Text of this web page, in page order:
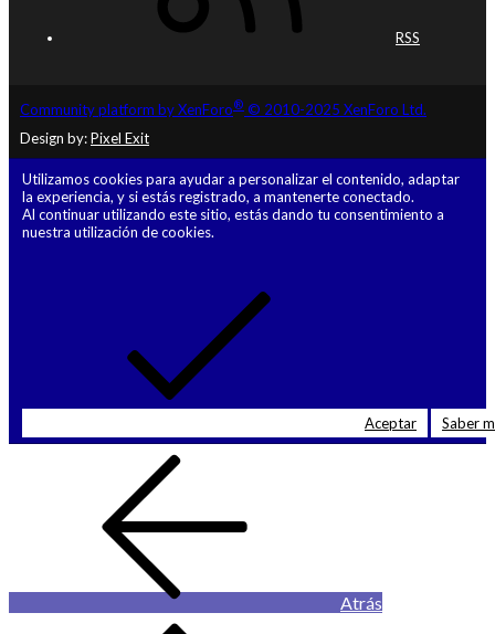
RSS
Community platform by XenForo® © 2010-2025 XenForo Ltd.
Design by:Pixel Exit
Utilizamos cookies para ayudar a personalizar el contenido, adaptar
la experiencia, y si estás registrado, a mantenerte conectado.
Al continuar utilizando este sitio, estás dando tu consentimiento a
nuestra utilización de cookies.
Aceptar Saber
Atrás